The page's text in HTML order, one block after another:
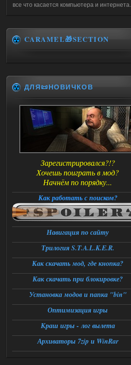
все что касается компьютера и интернета.
CARAMEL🎁SECTION
ДЛЯ📜НОВИЧКОВ
Зарегистрировался?!?
Хочешь поиграть в мод?
Начнём по порядку...
Как работать с поиском?
Навигация по сайту
Трилогия S.T.A.L.K.E.R.
Как скачать мод, где кнопка?
Как скачать при блокировке?
Установка модов и папка "bin"
Оптимизация игры
Краш игры - лог вылета
Архиваторы 7zip и WinRar